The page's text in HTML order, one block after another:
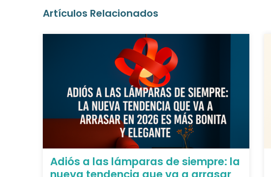
Artículos Relacionados
Adiós a las lámparas de siempre: la